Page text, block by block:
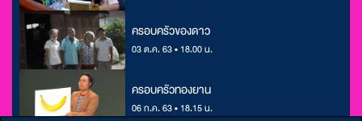
ครอบครัวของดาว
03 ต.ค. 63 • 18.00 น.
ครอบครัวทองยาน
06 ก.ค. 63 • 18.15 น.